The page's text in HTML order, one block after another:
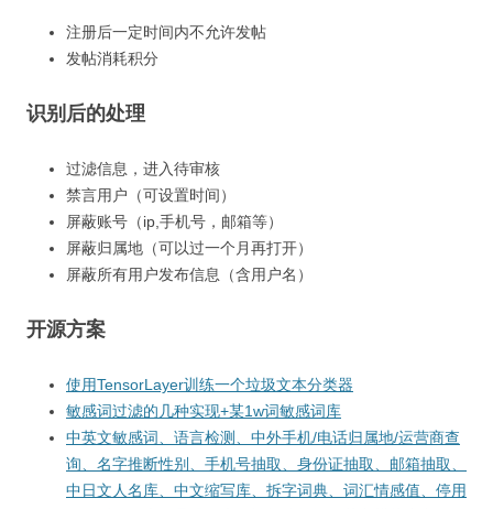
注册后一定时间内不允许发帖
发帖消耗积分
识别后的处理
过滤信息，进入待审核
禁言用户（可设置时间）
屏蔽账号（ip,手机号，邮箱等）
屏蔽归属地（可以过一个月再打开）
屏蔽所有用户发布信息（含用户名）
开源方案
使用TensorLayer训练一个垃圾文本分类器
敏感词过滤的几种实现+某1w词敏感词库
中英文敏感词、语言检测、中外手机/电话归属地/运营商查
询、名字推断性别、手机号抽取、身份证抽取、邮箱抽取、
中日文人名库、中文缩写库、拆字词典、词汇情感值、停用